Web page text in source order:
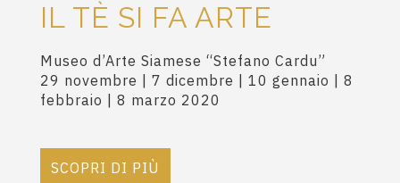
IL TÈ SI FA ARTE
Museo d’Arte Siamese “Stefano Cardu”
29 novembre | 7 dicembre | 10 gennaio | 8
febbraio | 8 marzo 2020
SCOPRI DI PIÙ